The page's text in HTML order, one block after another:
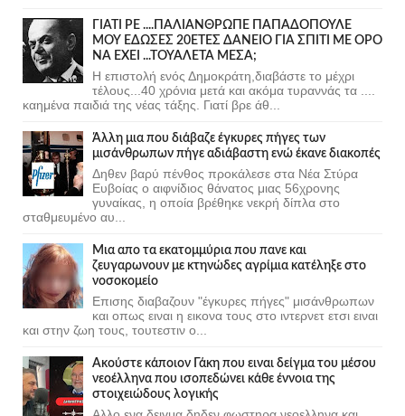
ΓΙΑΤΙ ΡΕ ....ΠΑΛΙΑΝΘΡΩΠΕ ΠΑΠΑΔΟΠΟΥΛΕ
ΜΟΥ ΕΔΩΣΕΣ 20ΕΤΕΣ ΔΑΝΕΙΟ ΓΙΑ ΣΠΙΤΙ ΜΕ ΟΡΟ
ΝΑ ΕΧΕΙ ...ΤΟΥΑΛΕΤΑ ΜΕΣΑ;
Η επιστολή ενός Δημοκράτη,διαβάστε το μέχρι
τέλους...40 χρόνια μετά και ακόμα τυραννάς τα ....
καημένα παιδιά της νέας τάξης. Γιατί βρε άθ...
Άλλη μια που διάβαζε έγκυρες πήγες των
μισάνθρωπων πήγε αδιάβαστη ενώ έκανε διακοπές
Δηθεν βαρύ πένθος προκάλεσε στα Νέα Στύρα
Ευβοίας ο αιφνίδιος θάνατος μιας 56χρονης
γυναίκας, η οποία βρέθηκε νεκρή δίπλα στο
σταθμευμένο αυ...
Μια απο τα εκατομμύρια που πανε και
ζευγαρωνουν με κτηνώδες αγρίμια κατέληξε στο
νοσοκομείο
Επισης διαβαζουν "έγκυρες πήγες" μισάνθρωπων
και οπως ειναι η εικονα τους στο ιντερνετ ετσι ειναι
και στην ζωη τους, τουτεστιν ο...
Ακούστε κάποιον Γάκη που ειναι δείγμα του μέσου
νεοέλληνα που ισοπεδώνει κάθε έννοια της
στοιχειώδους λογικής